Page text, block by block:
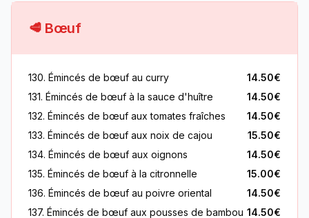
🥩 Bœuf
130. Émincés de bœuf au curry
14.50€
131. Émincés de bœuf à la sauce d'huître
14.50€
132. Émincés de bœuf aux tomates fraîches
14.50€
133. Émincés de bœuf aux noix de cajou
15.50€
134. Émincés de bœuf aux oignons
14.50€
135. Émincés de bœuf à la citronnelle
15.00€
136. Émincés de bœuf au poivre oriental
14.50€
137. Émincés de bœuf aux pousses de bambou 14.50€